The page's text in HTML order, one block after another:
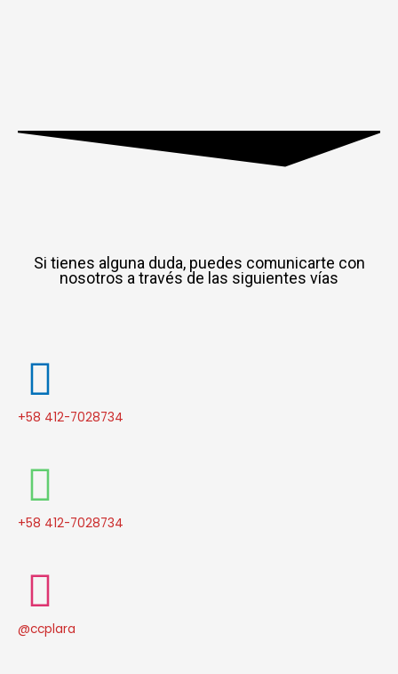
Si tienes alguna duda, puedes comunicarte con
nosotros a través de las siguientes vías
+58 412-7028734
+58 412-7028734
@ccplara